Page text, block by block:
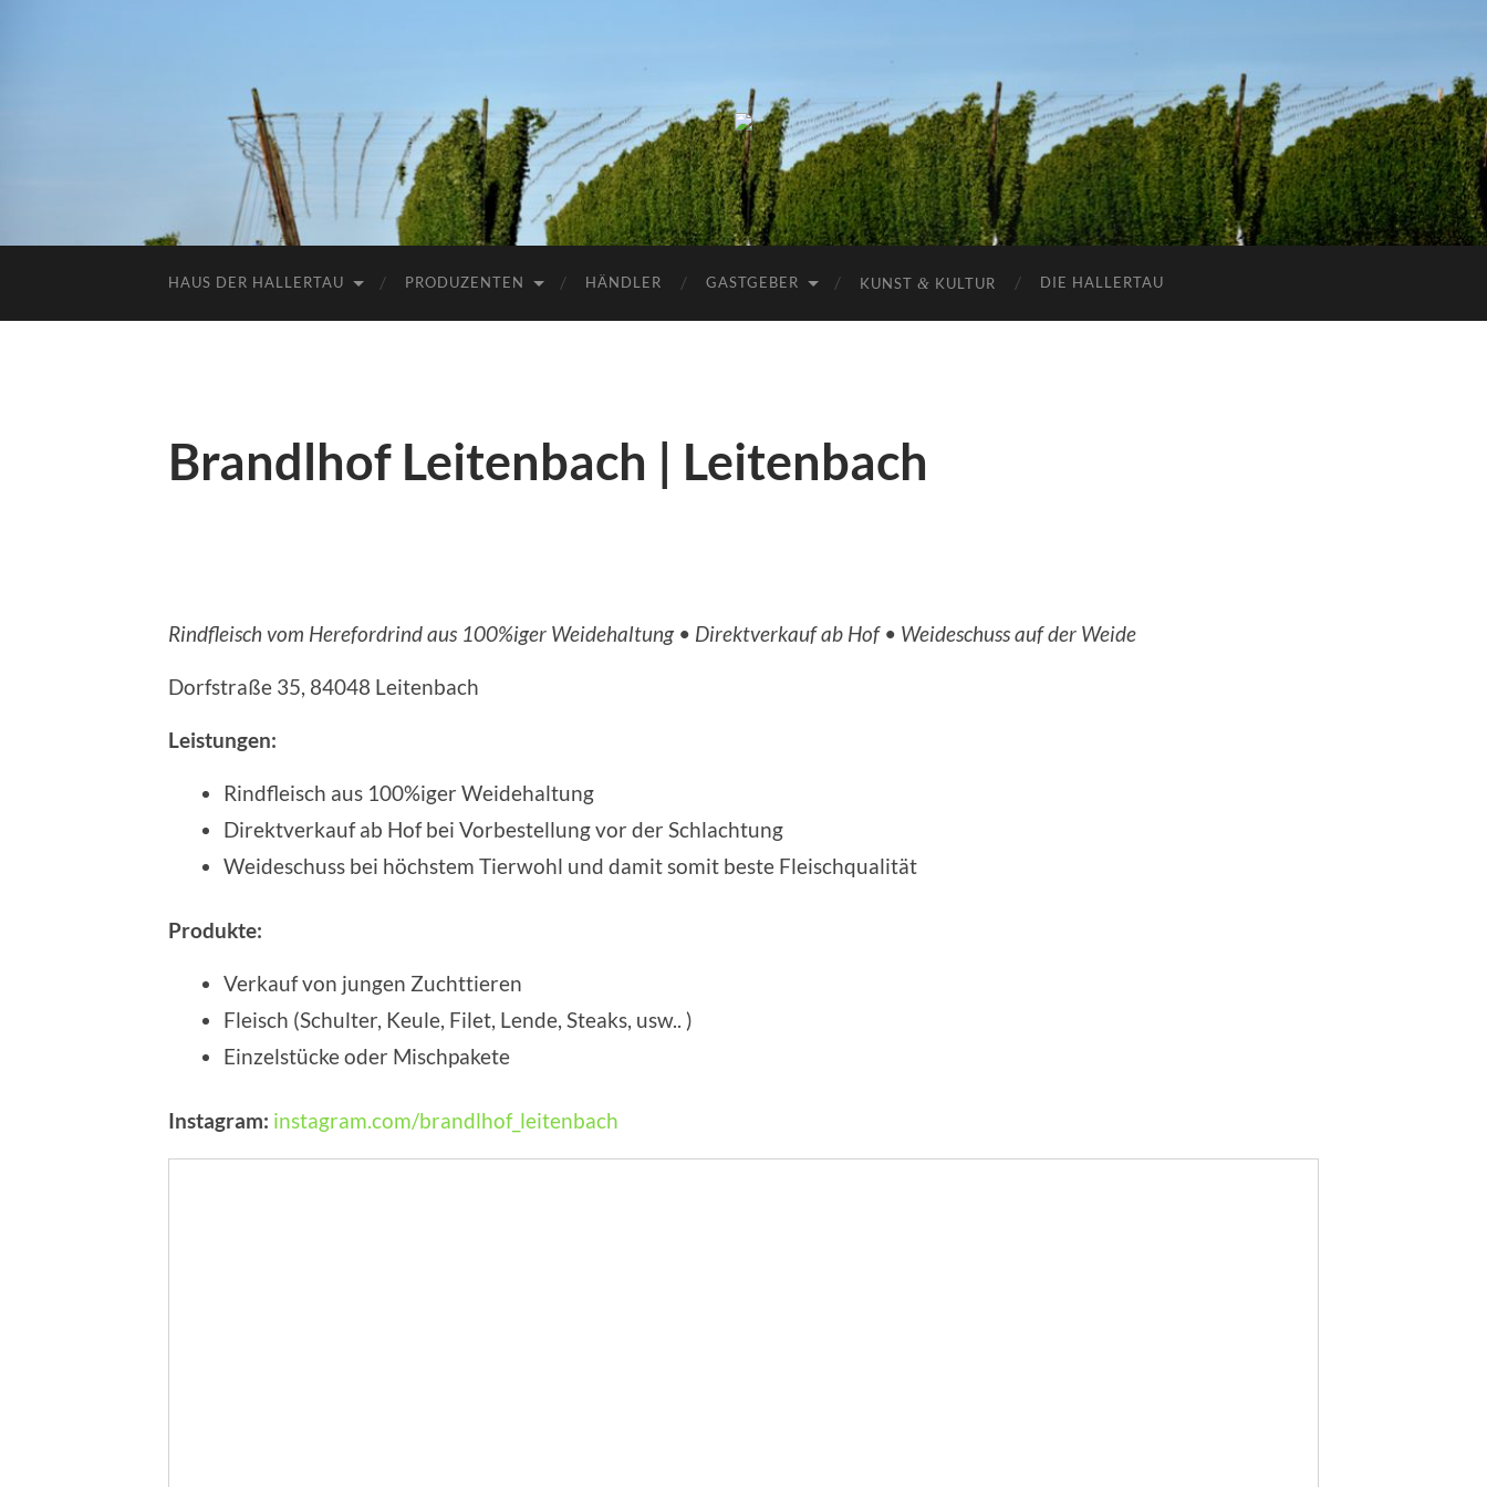
Haus
der
Hallertau
-
REBA
Verlag
HAUS DER HALLERTAU PRODUZENTEN HÄNDLER GASTGEBER KUNST & KULTUR DIE HALLERTAU
Brandlhof Leitenbach | Leitenbach
Rindfleisch vom Herefordrind aus 100%iger Weidehaltung • Direktverkauf ab Hof • Weideschuss auf der Weide
Dorfstraße 35, 84048 Leitenbach
Leistungen:
Rindfleisch aus 100%iger Weidehaltung
Direktverkauf ab Hof bei Vorbestellung vor der Schlachtung
Weideschuss bei höchstem Tierwohl und damit somit beste Fleischqualität
Produkte:
Verkauf von jungen Zuchttieren
Fleisch (Schulter, Keule, Filet, Lende, Steaks, usw.. )
Einzelstücke oder Mischpakete
Instagram: instagram.com/brandlhof_leitenbach